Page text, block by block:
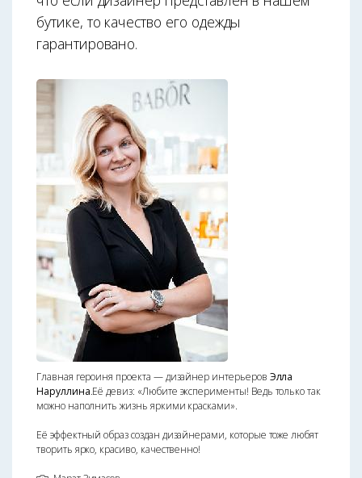
бутике, то качество его одежды
гарантировано.
Главная героиня проекта — дизайнер интерьеров Элла
Наруллина.Её девиз: «Любите эксперименты! Ведь только так
можно наполнить жизнь яркими красками».
Её эффектный образ создан дизайнерами, которые тоже любят
творить ярко, красиво, качественно!